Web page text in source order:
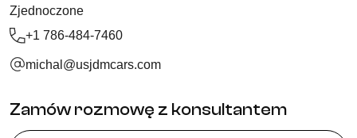
Zjednoczone
+1 786-484-7460
michal@usjdmcars.com
Zamów rozmowę z konsultantem